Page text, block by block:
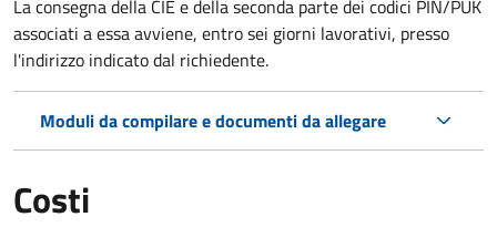
La consegna della CIE e della seconda parte dei codici PIN/PUK
associati a essa avviene, entro sei giorni lavorativi, presso
l'indirizzo indicato dal richiedente.
Moduli da compilare e documenti da allegare
Costi